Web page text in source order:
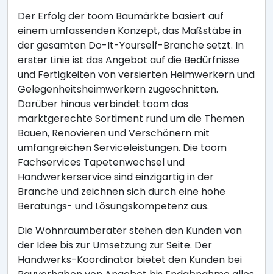
Der Erfolg der toom Baumärkte basiert auf
einem umfassenden Konzept, das Maßstäbe in
der gesamten Do-It-Yourself-Branche setzt. In
erster Linie ist das Angebot auf die Bedürfnisse
und Fertigkeiten von versierten Heimwerkern und
Gelegenheitsheimwerkern zugeschnitten.
Darüber hinaus verbindet toom das
marktgerechte Sortiment rund um die Themen
Bauen, Renovieren und Verschönern mit
umfangreichen Serviceleistungen. Die toom
Fachservices Tapetenwechsel und
Handwerkerservice sind einzigartig in der
Branche und zeichnen sich durch eine hohe
Beratungs- und Lösungskompetenz aus.
Die Wohnraumberater stehen den Kunden von
der Idee bis zur Umsetzung zur Seite. Der
Handwerks-Koordinator bietet den Kunden bei